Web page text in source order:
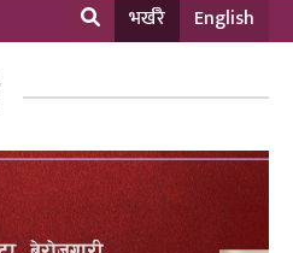
भर्खरै English